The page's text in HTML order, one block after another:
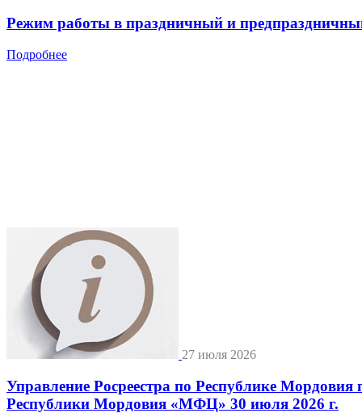
Режим работы в праздничный и
Подробнее
27 июля 2026
Управление Росреестра по Республике
Республики Мордовия «МФЦ» 30 июля 2026 г.